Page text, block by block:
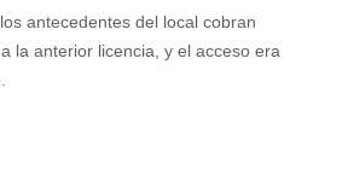
antecedentes del local cobran
la anterior licencia, y el acceso era